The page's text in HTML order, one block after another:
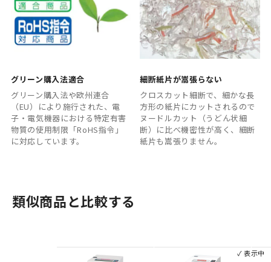
グリーン購入法適合
グリーン購入法や欧州連合
（EU）により施行された、電
子・電気機器における特定有害
物質の使用制限「RoHS指令」
に対応しています。
細断紙片が嵩張らない
クロスカット細断で、細かな長
方形の紙片にカットされるので
ヌードルカット（うどん状細
断）に比べ機密性が高く、細断
紙片も嵩張りません。
類似商品と比較する
✓ 表示中